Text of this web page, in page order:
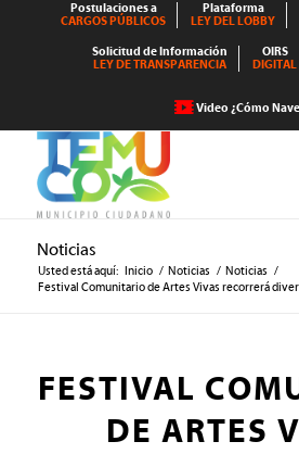
Postulaciones a
CARGOS PÚBLICOS
Plataforma
LEY DEL LOBBY
Solicitud de Información
LEY DE TRANSPARENCIA
OIRS
DIGITAL
Video ¿Cómo
Noticias
Usted está aquí: Inicio / Noticias / Noticias /
Festival Comunitario de Artes Vivas recorrerá
FESTIVAL
DE ARTES